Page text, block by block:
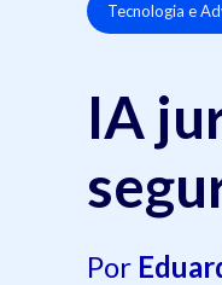
Tecnologia e
IA
Por